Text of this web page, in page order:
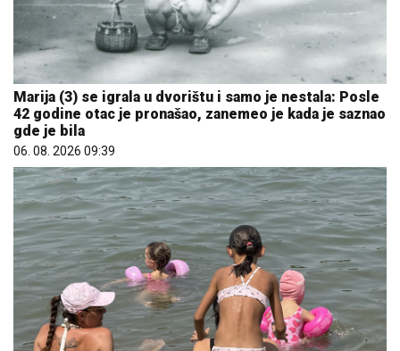
Marija (3) se igrala u dvorištu i samo je nestala: Posle
42 godine otac je pronašao, zanemeo je kada je saznao
gde je bila
06. 08. 2026 09:39